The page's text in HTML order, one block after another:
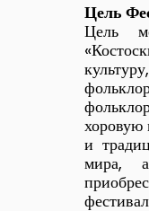
Цель
Цель
хоровую
и
мира,